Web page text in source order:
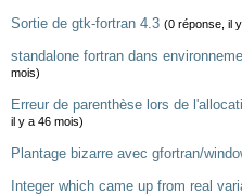
Sortie de gtk-fortran 4.3 (0 réponse, il
standalone fortran dans
mois)
Erreur de parenthèse lors de
il y a 46 mois)
Plantage bizarre avec gfortran/
Integer which came up from real